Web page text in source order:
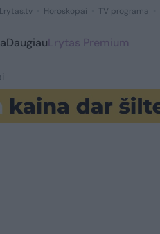
Lrytas.tv Horoskopai TV programa
DaugiauLrytas Premium